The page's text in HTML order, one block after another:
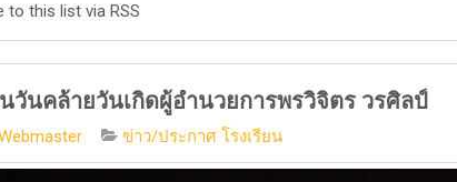
to this list via RSS
วันคล้ายวันเกิดผู้อำนวยการพรวิจิตร วรศิลป์
ข่าว/ประกาศ โรงเรียน